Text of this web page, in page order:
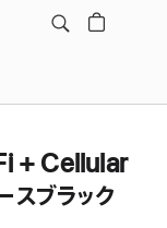
+ Cellular
スブラック